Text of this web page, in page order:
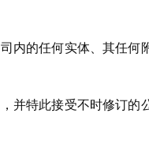
内的任何实体、其任何
并特此接受不时修订的